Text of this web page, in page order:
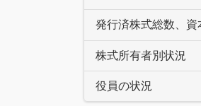
発行済株式総数、資
株式所有者別状況
役員の状況